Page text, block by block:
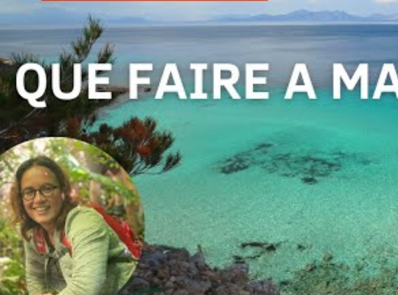
historiques serait incomplet. Le Château de Bellver, avec sa vue panoramique sur Palma, témoigne de
médiévale de l’île, tandis que la cathédrale La Seu incarne l’art gothique et l’évolution architecturale
Les villages de Majorque dévoilent aussi ses aspects traditionnels et authentiques. Pollença, avec ses
pavées et son marché coloré, conserve un charme désuet, idéal pour découvrir l’artisanat local et
gastronomie Majorque. Profiter d’un séjour dans ces petites localités favorise également la rencontre
population, très fière de ses traditions, ses danses et ses festivals. Ces villages deviennent alors de
fenêtres sur la culture Majorque, mêlant patrimoine architectural, folklore et gastronomie. En
excursions ponctuelles en voiture ou en vélo, il est possible d’optimiser la visite de ces sites tout en
temps de s’imprégner de l’atmosphère méditerranéenne.
Les lieux iconiques à ne pas manquer lors de votre voyage
Majorque
Lieu Adresse
Palma de
Majorque
Capitale vibrante, mélange d’histoire, modernité, avec sa
cathédrale iconique et ses quartiers animés.
Avec ses ruelles
médiévales et
urbaines
Serra de
Tramuntana
Série de montagnes classée au patrimoine mondial de l’UNESCO,
idéale pour la randonnée et les paysages spectaculaires.
Au nord-ouest de